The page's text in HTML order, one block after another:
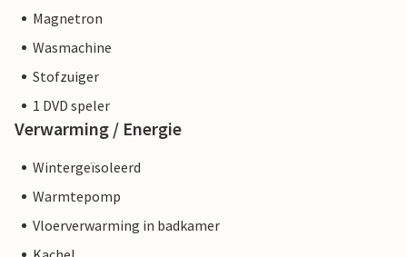
Magnetron
Wasmachine
Stofzuiger
1 DVD speler
Verwarming / Energie
Wintergeïsoleerd
Warmtepomp
Vloerverwarming in badkamer